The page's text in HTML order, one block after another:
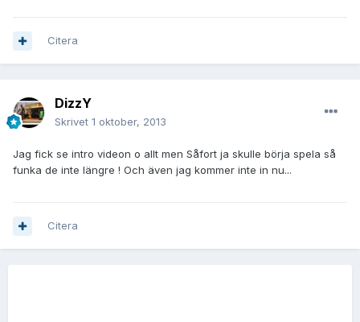
Citera
DizzY
Skrivet 1 oktober, 2013
Jag fick se intro videon o allt men Såfort ja skulle börja spela så
funka de inte längre ! Och även jag kommer inte in nu...
Citera